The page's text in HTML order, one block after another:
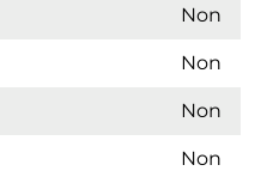
Non
Non
Non
Non